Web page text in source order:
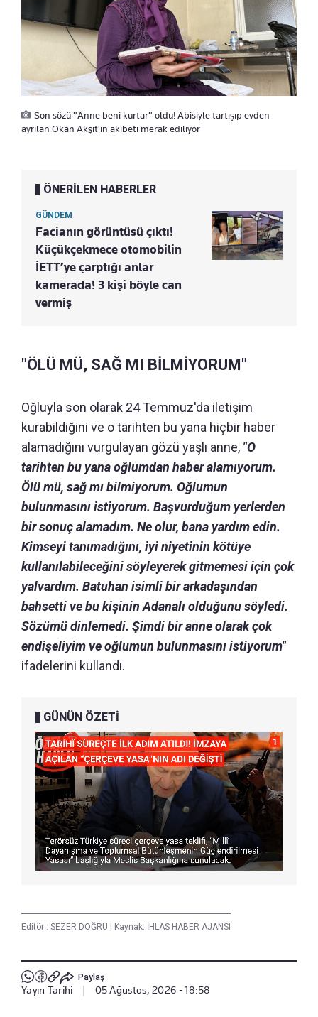
Son sözü "Anne beni kurtar" oldu! Abisiyle tartışıp evden
ayrılan Okan Akşit'in akıbeti merak ediliyor
ÖNERİLEN HABERLER
GÜNDEM
Facianın görüntüsü çıktı!
Küçükçekmece otomobilin
İETT’ye çarptığı anlar
kamerada! 3 kişi böyle can
vermiş
"ÖLÜ MÜ, SAĞ MI BİLMİYORUM"
Oğluyla son olarak 24 Temmuz'da iletişim
kurabildiğini ve o tarihten bu yana hiçbir haber
alamadığını vurgulayan gözü yaşlı anne, "O
tarihten bu yana oğlumdan haber alamıyorum.
Ölü mü, sağ mı bilmiyorum. Oğlumun
bulunmasını istiyorum. Başvurduğum yerlerden
bir sonuç alamadım. Ne olur, bana yardım edin.
Kimseyi tanımadığını, iyi niyetinin kötüye
kullanılabileceğini söyleyerek gitmemesi için çok
yalvardım. Batuhan isimli bir arkadaşından
bahsetti ve bu kişinin Adanalı olduğunu söyledi.
Sözümü dinlemedi. Şimdi bir anne olarak çok
endişeliyim ve oğlumun bulunmasını istiyorum"
ifadelerini kullandı.
GÜNÜN ÖZETİ
Editör : SEZER DOĞRU | Kaynak: İHLAS HABER AJANSI
Paylaş
Yayın Tarihi 05 Ağustos, 2026 - 18:58